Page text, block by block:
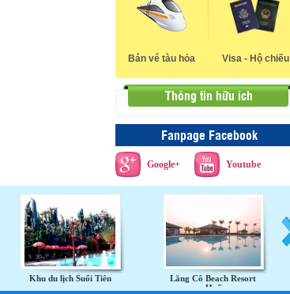
Bán vé tàu hỏa Visa - Hộ chiếu
Thông tin hữu ích
Fanpage Facebook
Google+ Youtube
Khu du lịch Suối Tiên
Lăng Cô Beach Resort
Huế